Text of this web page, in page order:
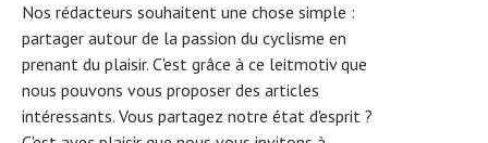
Nos rédacteurs souhaitent une chose simple :
partager autour de la passion du cyclisme en
prenant du plaisir. C'est grâce à ce leitmotiv que
nous pouvons vous proposer des articles
intéressants. Vous partagez notre état d'esprit ?